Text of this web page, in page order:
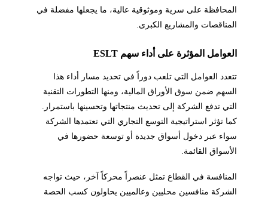
المحافظة على سرية وموثوقية عالية، ما يجعلها مفضلة في
المناقصات والمشاريع الكبرى.
العوامل المؤثرة على أداء سهم ESLT
تتعدد العوامل التي تلعب دوراً في تحديد مسار أداء هذا
السهم ضمن سوق الأوراق المالية، ومنها التطورات التقنية
التي تدفع الشركة إلى تحديث منتجاتها وتحسينها باستمرار.
كما تؤثر استراتيجية التوسع التجاري التي تعتمدها الشركة
سواء عبر دخول أسواق جديدة أو توسعة حضورها في
الأسواق القائمة.
المنافسة في القطاع تمثل عنصراً محركاً آخر، حيث تواجه
الشركة منافسين محليين وعالميين يحاولون كسب الحصة